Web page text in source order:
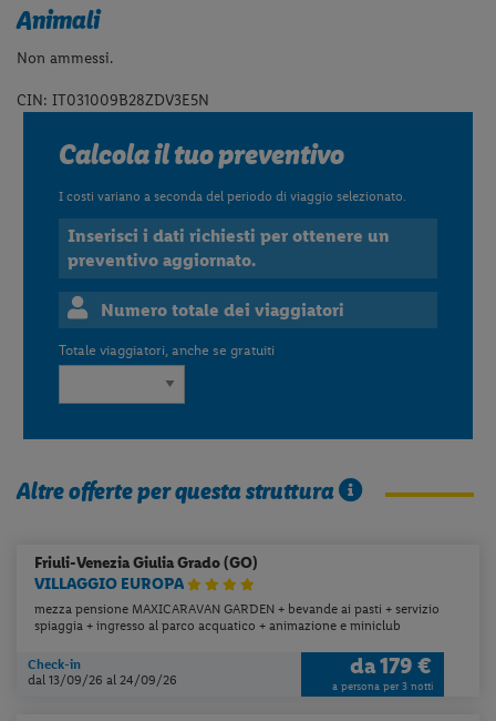
Animali
Non ammessi.
CIN: IT031009B28ZDV3E5N
Calcola il tuo preventivo
I costi variano a seconda del periodo di viaggio selezionato.
Inserisci i dati richiesti per ottenere un
preventivo aggiornato.
Numero totale dei viaggiatori
Totale viaggiatori, anche se gratuiti
Altre offerte per questa struttura
Friuli-Venezia GiuliaGrado (GO)
VILLAGGIO EUROPA
mezza pensione MAXICARAVAN GARDEN + bevande ai pasti + servizio
spiaggia + ingresso al parco acquatico + animazione e miniclub
Check-in
dal 13/09/26al 24/09/26
da179 €
a persona per 3 notti